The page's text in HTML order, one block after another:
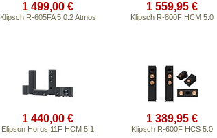
1 499,00 €
Klipsch R-605FA 5.0.2 Atmos
1 559,95 €
Klipsch R-800F HCM 5.0
1 440,00 €
Elipson Horus 11F HCM 5.1
1 389,95 €
Klipsch R-600F HCS 5.0